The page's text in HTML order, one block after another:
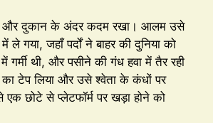
और दुकान के अंदर कदम रखा। आलम उसे
गया, जहाँ पर्दों ने बाहर की दुनिया को
थी, और पसीने की गंध हवा में तैर रही
टेप लिया और उसे श्वेता के कंधों पर
छोटे से प्लेटफॉर्म पर खड़ा होने को